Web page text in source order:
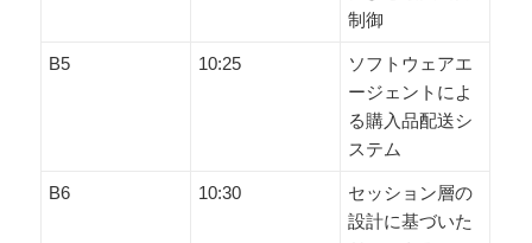
制御
B5 10:25
ソフトウェアエ
ージェントによ
る購入品配送シ
ステム
B6 10:30
セッション層の
設計に基づいた